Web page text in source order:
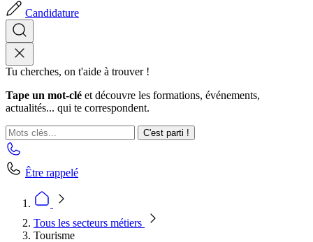
Candidature
Tu cherches, on t'aide à trouver !
Tape un mot-clé et découvre les formations, événements,
actualités... qui te correspondent.
C'est parti !
Être rappelé
Tous les secteurs métiers
Tourisme